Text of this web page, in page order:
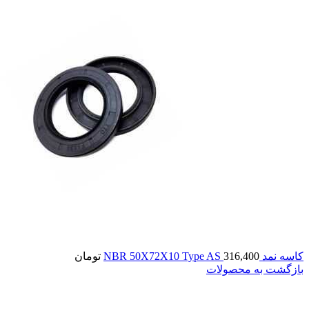
کاسه نمد NBR 50X72X10 Type AS 316,400
تومان
بازگشت به محصولات